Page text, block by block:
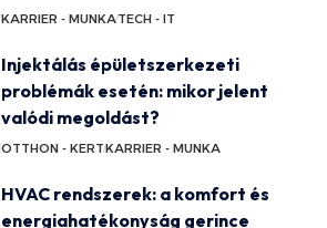
KARRIER - MUNKATECH - IT
Injektálás épületszerkezeti
problémák esetén: mikor jelent
valódi megoldást?
OTTHON - KERTKARRIER - MUNKA
HVAC rendszerek: a komfort és
energiahatékonyság gerince